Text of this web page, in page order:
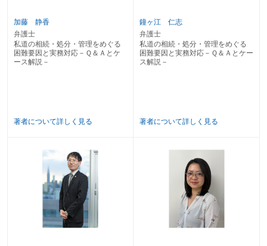
第３章 相続等に起因する困難
〔39〕 相続した土地と私道の権利関係の調査方法は？
〔40〕 私道所有者の相続人はどう調査するのか？
〔46〕 通行権のある土地を遺産分割する場合の注意点は？
第４章 建築基準法上の「接道」要件に起因する困難
〔48〕 接道義務とは？
〔49〕 ２項道路の判定とは？
〔50〕 位置指定道路を設定・廃止するには？
〔51〕 接道する道路がない場合には建築できないのか？
〔52〕 路地状敷地の規制とは？
加藤 静香
弁護士
私道の相続・処分・管理をめぐる
困難要因と実務対応－Ｑ＆Ａとケ
ース解説－
著者について詳しく見る
鐘ヶ江 仁志
弁護士
私道の相続・処分・管理をめぐる
困難要因と実務対応－Ｑ＆Ａとケー
ス解説－
著者について詳しく見る